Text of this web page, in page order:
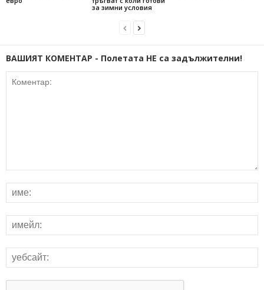
за зимни условия
ВАШИЯТ КОМЕНТАР - Полетата НЕ са задължителни!